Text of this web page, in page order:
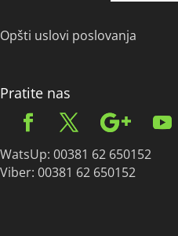
Opšti uslovi poslovanja
Pratite nas
WatsUp: 00381 62 650152
Viber: 00381 62 650152